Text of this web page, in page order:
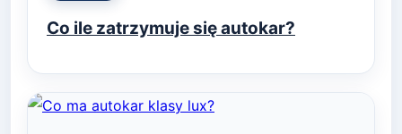
Co ile zatrzymuje się autokar?